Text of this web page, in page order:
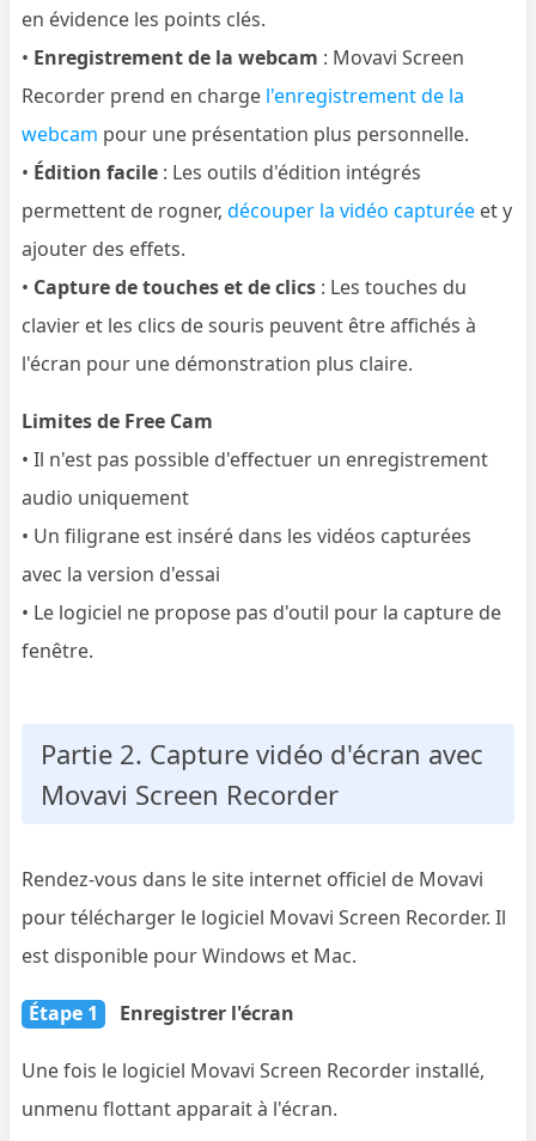
en évidence les points clés.
• Enregistrement de la webcam : Movavi Screen
Recorder prend en charge l'enregistrement de la
webcam pour une présentation plus personnelle.
• Édition facile : Les outils d'édition intégrés
permettent de rogner,découper la vidéo capturée et y
ajouter des effets.
• Capture de touches et de clics : Les touches du
clavier et les clics de souris peuvent être affichés à
l'écran pour une démonstration plus claire.
Limites de Free Cam
• Il n'est pas possible d'effectuer un enregistrement
audio uniquement
• Un filigrane est inséré dans les vidéos capturées
avec la version d'essai
• Le logiciel ne propose pas d'outil pour la capture de
fenêtre.
Partie 2. Capture vidéo d'écran avec
Movavi Screen Recorder
Rendez-vous dans le site internet officiel de Movavi
pour télécharger le logiciel Movavi Screen Recorder. Il
est disponible pour Windows et Mac.
Étape 1 Enregistrer l'écran
Une fois le logiciel Movavi Screen Recorder installé,
unmenu flottant apparait à l'écran.